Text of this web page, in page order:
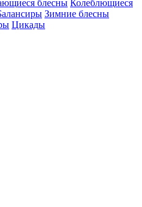
блесны Колеблющиеся
Зимние блесны
Цикады